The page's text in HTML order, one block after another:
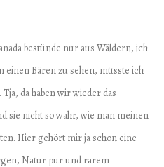
bestünde nur aus Wäldern, ich
Bären zu sehen, müsste ich
da haben wir wieder das
sie nicht so wahr, wie man meinen
Hier gehört mir ja schon eine
Natur pur und rarem